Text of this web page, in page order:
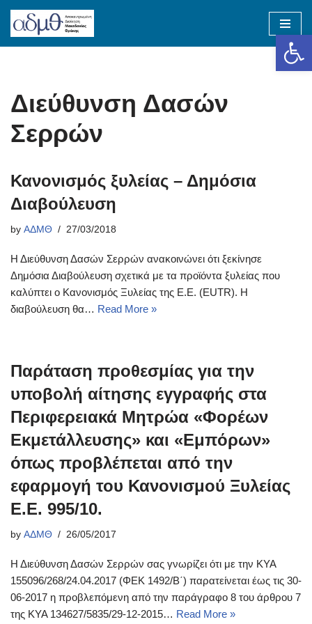
Skip
Διεύθυνση Δασών
Σερρών
Κανονισμός ξυλείας – Δημόσια
Διαβούλευση
by ΑΔΜΘ 27/03/2018
Η Διεύθυνση Δασών Σερρών ανακοινώνει ότι ξεκίνησε
Δημόσια Διαβούλευση σχετικά με τα προϊόντα ξυλείας που
καλύπτει ο Κανονισμός Ξυλείας της Ε.Ε. (EUTR). Η
διαβούλευση θα… Read More »
Παράταση προθεσμίας για την
υποβολή αίτησης εγγραφής στα
Περιφερειακά Μητρώα «Φορέων
Εκμετάλλευσης» και «Εμπόρων»
όπως προβλέπεται από την
εφαρμογή του Κανονισμού Ξυλείας
Ε.Ε. 995/10.
by ΑΔΜΘ 26/05/2017
Η Διεύθυνση Δασών Σερρών σας γνωρίζει ότι με την ΚΥΑ
155096/268/24.04.2017 (ΦΕΚ 1492/Β΄) παρατείνεται έως τις 30-
06-2017 η προβλεπόμενη από την παράγραφο 8 του άρθρου 7
της ΚΥΑ 134627/5835/29-12-2015… Read More »